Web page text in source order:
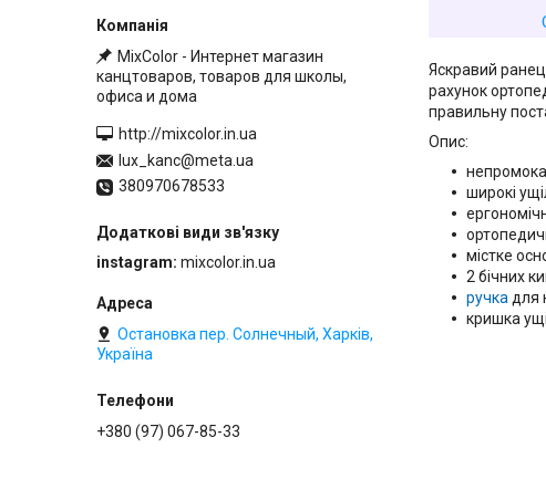
Яскравий
рахунок
правильну
Опис:
широкі
містке
2 бічних
ручка для
кришка
MixColor - Интернет магазин
канцтоваров, товаров для школы,
офиса и дома
http://mixcolor.in.ua
lux_kanc@meta.ua
380970678533
instagram mixcolor.in.ua
Остановка пер. Солнечный, Харків,
Україна
+380 (97) 067-85-33